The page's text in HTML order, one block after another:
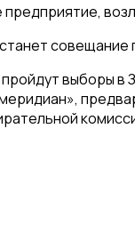
выборы в